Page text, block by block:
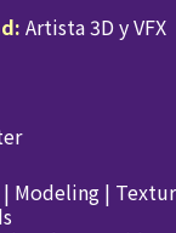
Artista 3D y VFX
| Modeling |